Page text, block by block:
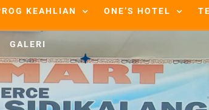
KEAHLIAN ONE’S HOTEL
GALERI